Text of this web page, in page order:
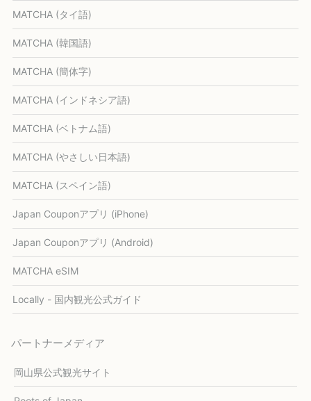
MATCHA (タイ語)
MATCHA (韓国語)
MATCHA (簡体字)
MATCHA (インドネシア語)
MATCHA (ベトナム語)
MATCHA (やさしい日本語)
MATCHA (スペイン語)
Japan Couponアプリ (iPhone)
Japan Couponアプリ (Android)
MATCHA eSIM
Locally - 国内観光公式ガイド
パートナーメディア
岡山県公式観光サイト